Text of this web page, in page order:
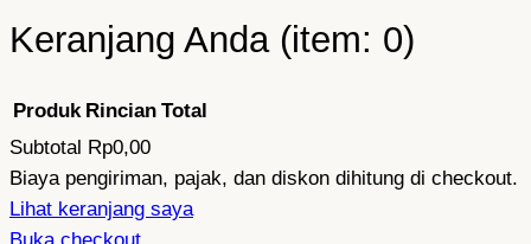
Keranjang Anda (item: 0)
Produk
di
Produk Rincian Total
Subtotal Rp0,00
Biaya pengiriman, pajak, dan diskon dihitung di checkout.
Lihat keranjang saya